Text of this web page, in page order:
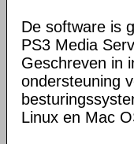
De software is
PS3 Media
Geschreven in
ondersteuning
Linux en Mac